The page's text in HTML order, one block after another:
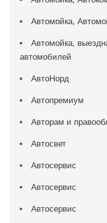
Автомойка,
Автомойка,
автомобилей
АвтоНорд
Автопремиум
Авторам и
Автосвет
Автосервис
Автосервис
Автосервис